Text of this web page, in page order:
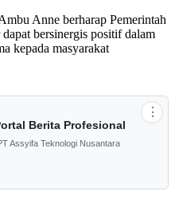
Anne berharap Pemerintah
bersinergis positif dalam
kepada masyarakat
⋮
Berita Profesional
Assyifa Teknologi Nusantara